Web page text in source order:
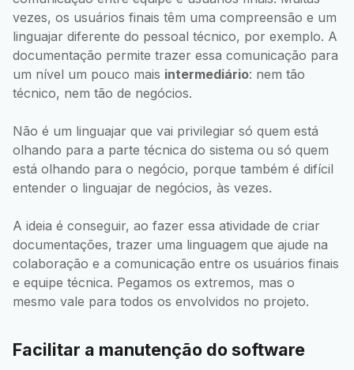
vezes, os usuários finais têm uma compreensão e um
linguajar diferente do pessoal técnico, por exemplo. A
documentação permite trazer essa comunicação para
um nível um pouco mais intermediário: nem tão
técnico, nem tão de negócios.
Não é um linguajar que vai privilegiar só quem está
olhando para a parte técnica do sistema ou só quem
está olhando para o negócio, porque também é difícil
entender o linguajar de negócios, às vezes.
A ideia é conseguir, ao fazer essa atividade de criar
documentações, trazer uma linguagem que ajude na
colaboração e a comunicação entre os usuários finais
e equipe técnica. Pegamos os extremos, mas o
mesmo vale para todos os envolvidos no projeto.
Facilitar a manutenção do software